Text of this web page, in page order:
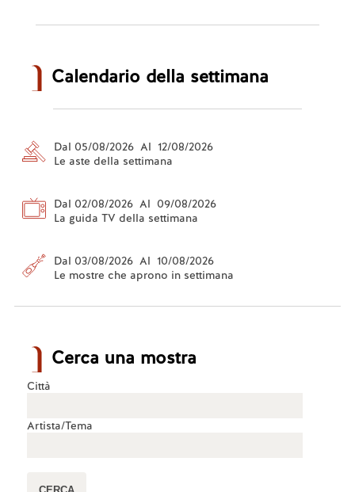
Calendario della settimana
Dal 05/08/2026 Al 12/08/2026
Le aste della settimana
Dal 02/08/2026 Al 09/08/2026
La guida TV della settimana
Dal 03/08/2026 Al 10/08/2026
Le mostre che aprono in settimana
Cerca una mostra
Città
Artista/Tema